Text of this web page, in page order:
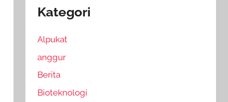
Kategori
Alpukat
anggur
Berita
Bioteknologi